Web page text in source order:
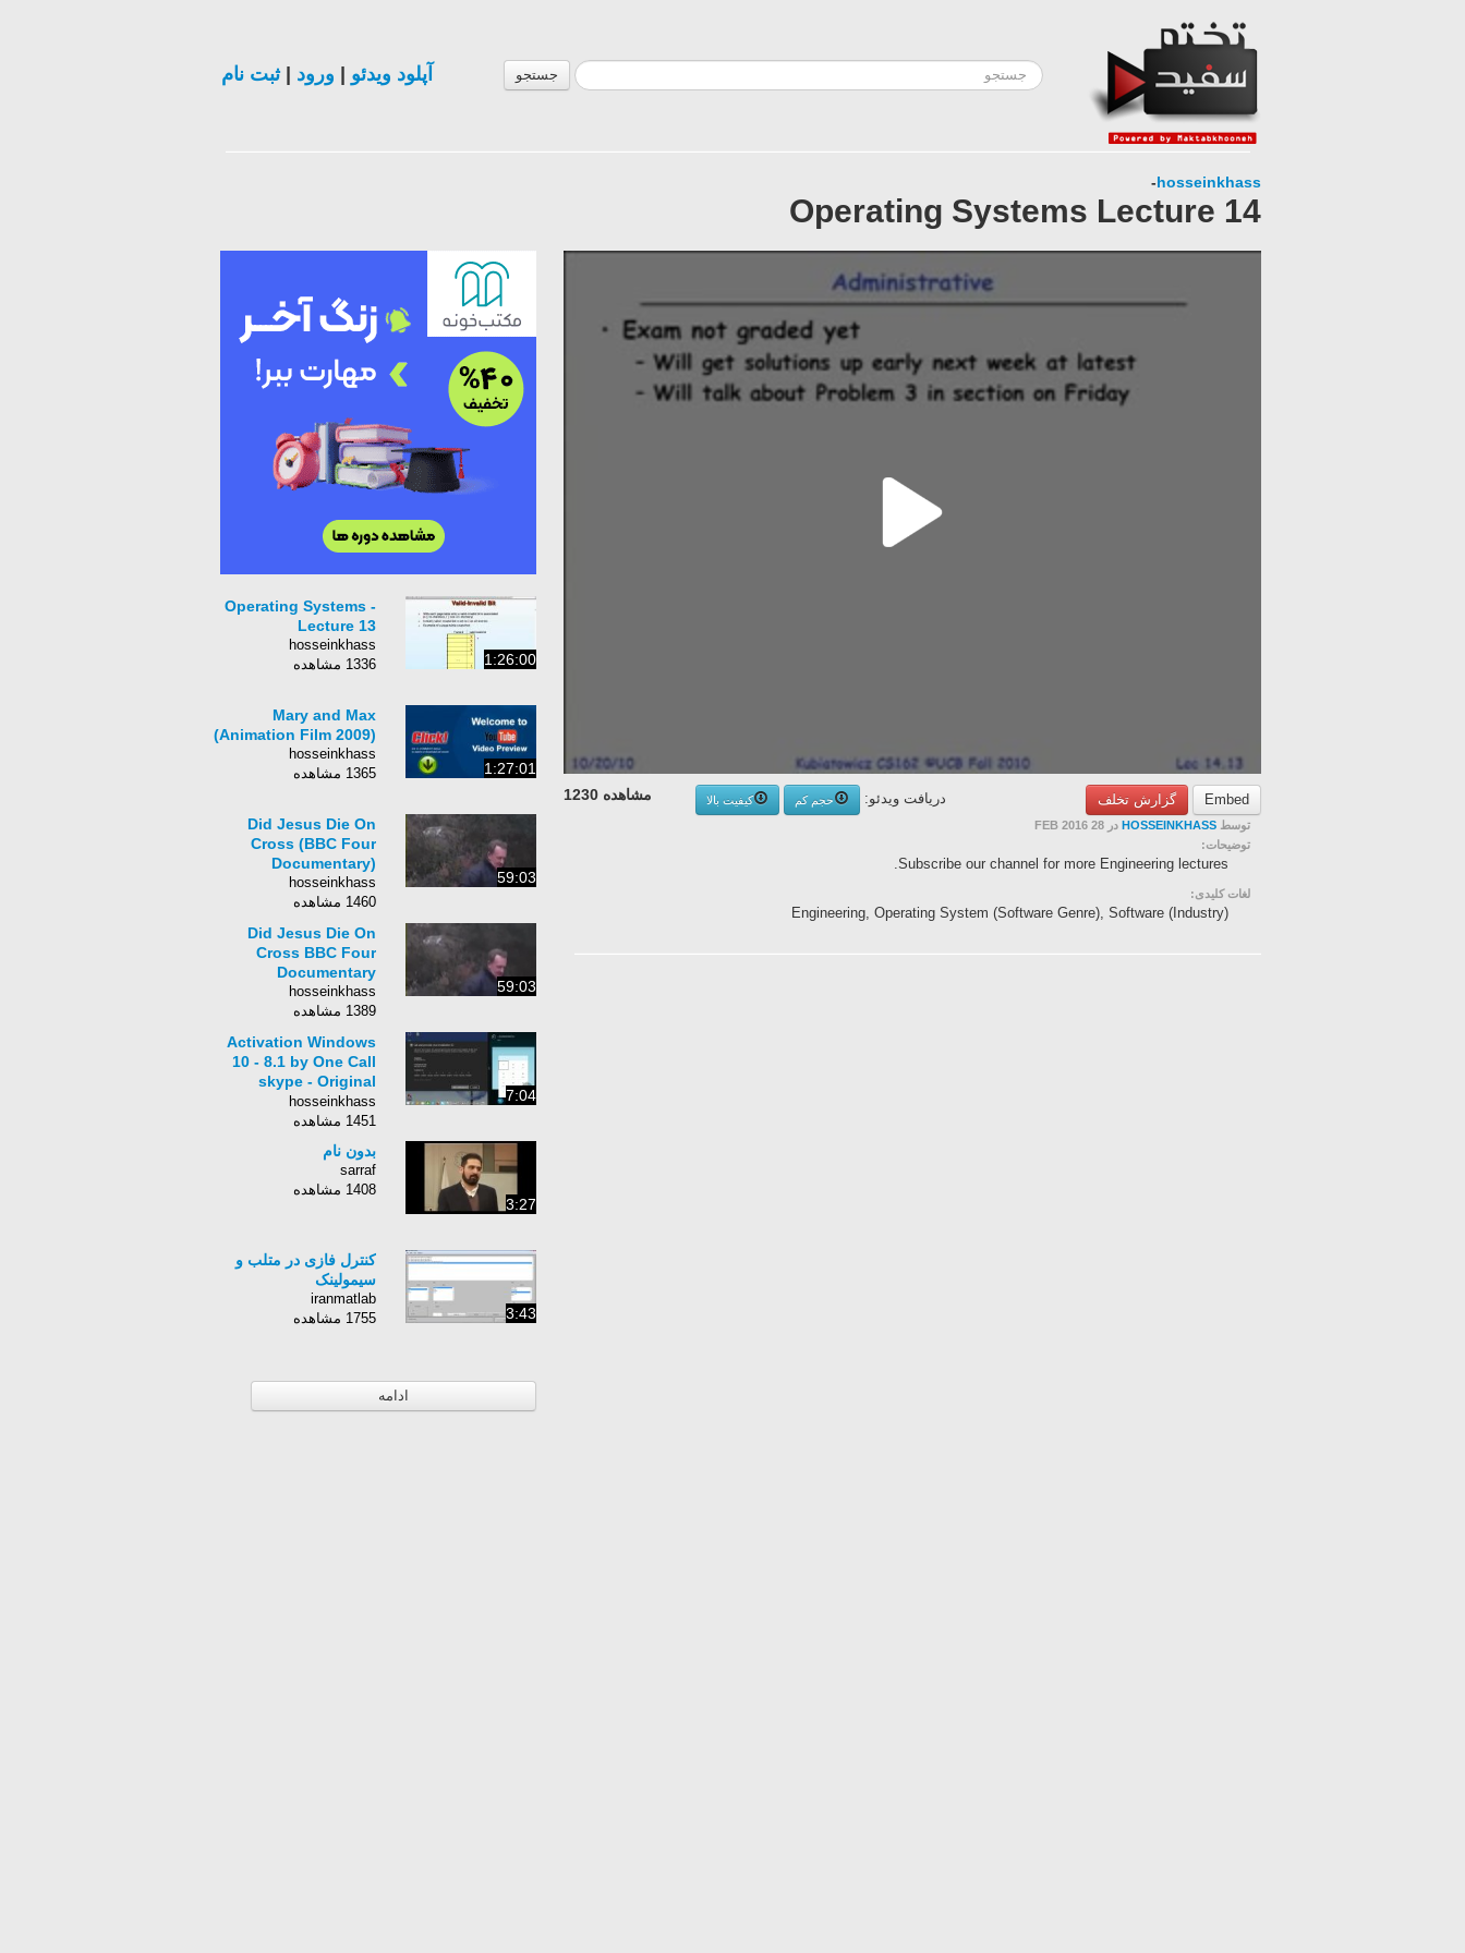
جستجو آپلود ویدئو ورود |ثبت نام
hosseinkhass
-
Operating Systems Lecture 14
Embed گزارش تخلف مشاهده 1230 دریافت ویدئو: حجم کم
کیفیت بالا
توسط HOSSEINKHASS در 28 FEB 2016
توضیحات:
Subscribe our channel for more Engineering lectures.
لغات کلیدی:
Engineering, Operating System (Software Genre), Software (Industry)
1:26:00
Operating Systems -
Lecture 13
hosseinkhass
1336 مشاهده
1:27:01
Mary and Max
(Animation Film 2009)
hosseinkhass
1365 مشاهده
59:03
Did Jesus Die On
Cross (BBC Four
Documentary)
hosseinkhass
1460 مشاهده
59:03
Did Jesus Die On
Cross BBC Four
Documentary
hosseinkhass
1389 مشاهده
7:04
Activation Windows
10 - 8.1 by One Call
skype - Original
Serials Updated
hosseinkhass
1451 مشاهده
3:27
بدون نام
sarraf
1408 مشاهده
3:43
کنترل فازی در متلب و
سیمولینک
iranmatlab
1755 مشاهده
ادامه